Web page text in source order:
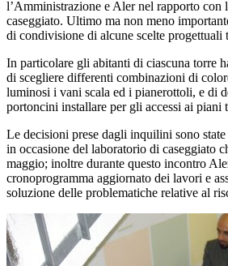
l’Amministrazione e Aler nel rapporto con
caseggiato. Ultimo ma non meno
di condivisione di alcune scelte
In particolare gli abitanti di ciascuna torre
di scegliere differenti combinazioni di
luminosi i vani scala ed i pianerottoli, e di
portoncini installare per gli accessi ai piani
Le decisioni prese dagli inquilini sono
in occasione del laboratorio di caseggiato
maggio; inoltre durante questo incontro
cronoprogramma aggiornato dei lavori e
soluzione delle problematiche relative al